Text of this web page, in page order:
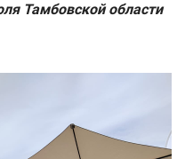
Тамбовской области